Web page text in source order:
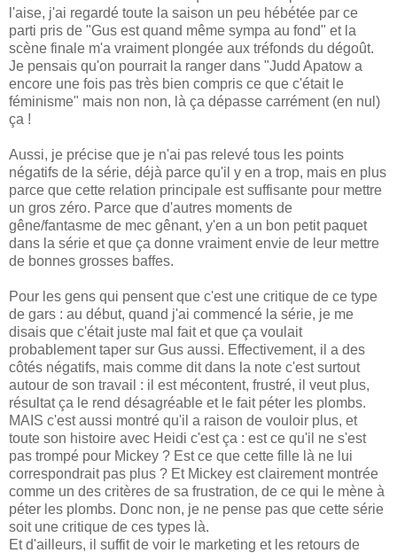
l'aise, j'ai regardé toute la saison un peu hébétée par ce
parti pris de "Gus est quand même sympa au fond" et la
scène finale m'a vraiment plongée aux tréfonds du dégoût.
Je pensais qu'on pourrait la ranger dans "Judd Apatow a
encore une fois pas très bien compris ce que c'était le
féminisme" mais non non, là ça dépasse carrément (en nul)
ça !
Aussi, je précise que je n'ai pas relevé tous les points
négatifs de la série, déjà parce qu'il y en a trop, mais en plus
parce que cette relation principale est suffisante pour mettre
un gros zéro. Parce que d'autres moments de
gêne/fantasme de mec gênant, y'en a un bon petit paquet
dans la série et que ça donne vraiment envie de leur mettre
de bonnes grosses baffes.
Pour les gens qui pensent que c'est une critique de ce type
de gars : au début, quand j'ai commencé la série, je me
disais que c'était juste mal fait et que ça voulait
probablement taper sur Gus aussi. Effectivement, il a des
côtés négatifs, mais comme dit dans la note c'est surtout
autour de son travail : il est mécontent, frustré, il veut plus,
résultat ça le rend désagréable et le fait péter les plombs.
MAIS c'est aussi montré qu'il a raison de vouloir plus, et
toute son histoire avec Heidi c'est ça : est ce qu'il ne s'est
pas trompé pour Mickey ? Est ce que cette fille là ne lui
correspondrait pas plus ? Et Mickey est clairement montrée
comme un des critères de sa frustration, de ce qui le mène à
péter les plombs. Donc non, je ne pense pas que cette série
soit une critique de ces types là.
Et d'ailleurs, il suffit de voir le marketing et les retours de